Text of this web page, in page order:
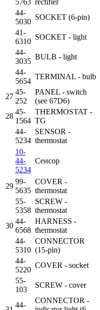
44-
5030
SOCKET (6-pin)
41-
6310
SOCKET - light
44-
3035
BULB - light
44-
5654
TERMINAL - bulb
27
45-
252
PANEL - switch
(see 67D6)
28
45-
1564
THERMOSTAT -
TG
44-
5234
SENSOR -
thermostat
10-
44-
5234
Сенсор
29
99-
5635
COVER -
thermostat
55-
5358
SCREW -
thermostat
30
44-
6568
HARNESS -
thermostat
44-
5310
CONNECTOR
(15-pin)
44-
5220
COVER - socket
55-
103
SCREW - cover
44-
CONNECTOR -